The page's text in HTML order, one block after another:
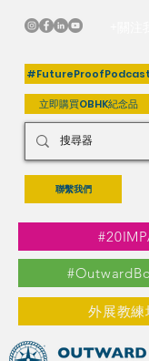
#FutureProofPodcast
立即購買OBHK紀念品
聯繫我們
外展教練